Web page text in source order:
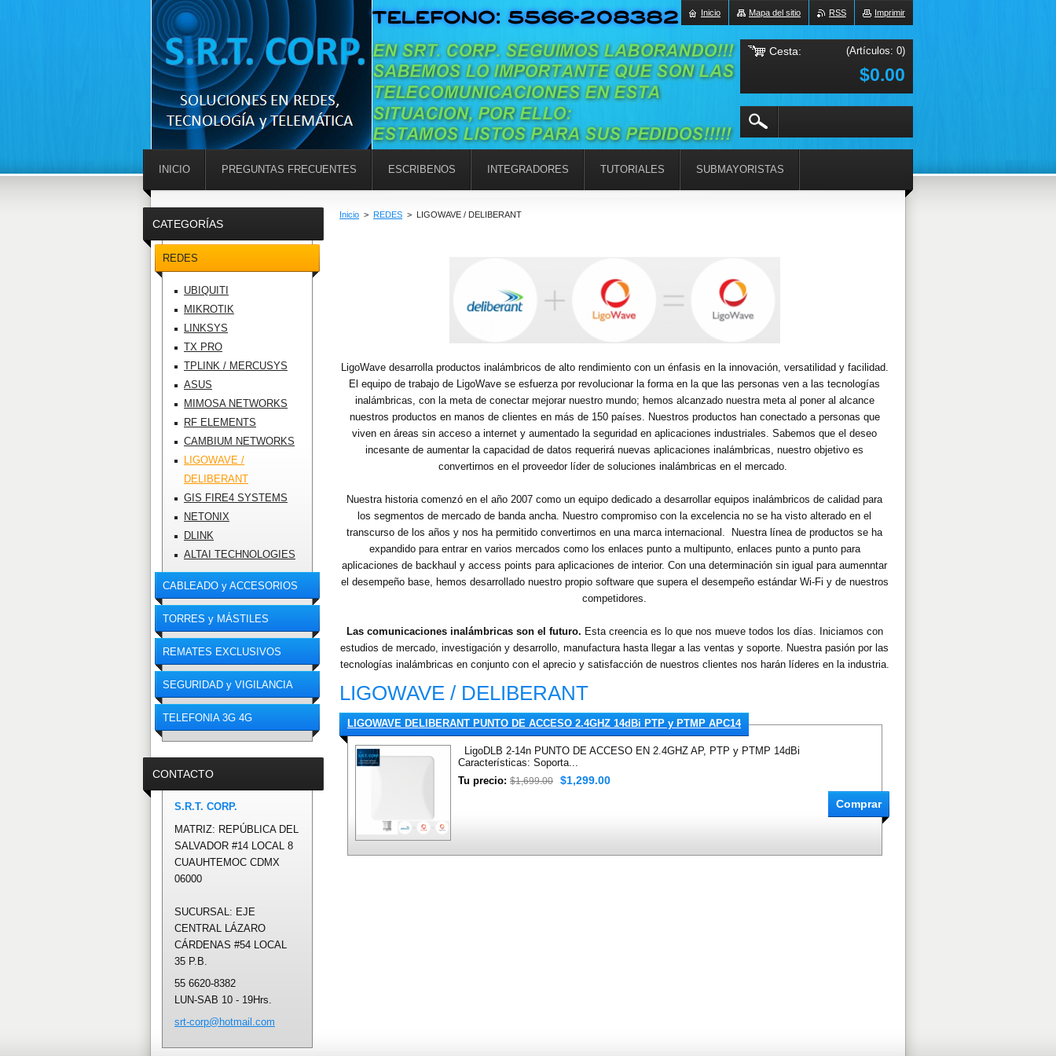
Inicio > REDES > LIGOWAVE / DELIBERANT
LigoWave desarrolla productos inalámbricos de alto rendimiento con un énfasis en la innovación, versatilidad y facilidad.
El equipo de trabajo de LigoWave se esfuerza por revolucionar la forma en la que las personas ven a las tecnologías
inalámbricas, con la meta de conectar mejorar nuestro mundo; hemos alcanzado nuestra meta al poner al alcance
nuestros productos en manos de clientes en más de 150 países. Nuestros productos han conectado a personas que
viven en áreas sin acceso a internet y aumentado la seguridad en aplicaciones industriales. Sabemos que el deseo
incesante de aumentar la capacidad de datos requerirá nuevas aplicaciones inalámbricas, nuestro objetivo es
convertirnos en el proveedor líder de soluciones inalámbricas en el mercado.
Nuestra historia comenzó en el año 2007 como un equipo dedicado a desarrollar equipos inalámbricos de calidad para
los segmentos de mercado de banda ancha. Nuestro compromiso con la excelencia no se ha visto alterado en el
transcurso de los años y nos ha permitido convertirnos en una marca internacional. Nuestra línea de productos se ha
expandido para entrar en varios mercados como los enlaces punto a multipunto, enlaces punto a punto para
aplicaciones de backhaul y access points para aplicaciones de interior. Con una determinación sin igual para aumenntar
el desempeño base, hemos desarrollado nuestro propio software que supera el desempeño estándar Wi-Fi y de nuestros
competidores.
Las comunicaciones inalámbricas son el futuro. Esta creencia es lo que nos mueve todos los días. Iniciamos con
estudios de mercado, investigación y desarrollo, manufactura hasta llegar a las ventas y soporte. Nuestra pasión por las
tecnologías inalámbricas en conjunto con el aprecio y satisfacción de nuestros clientes nos harán líderes en la industria.
LIGOWAVE / DELIBERANT
LIGOWAVE DELIBERANT PUNTO DE ACCESO 2.4GHZ 14dBi PTP y PTMP APC14
LigoDLB 2-14n PUNTO DE ACCESO EN 2.4GHZ AP, PTP y PTMP 14dBi
Características: Soporta...
Tu precio: $1,699.00 $1,299.00
CATEGORÍAS
REDES
UBIQUITI
MIKROTIK
LINKSYS
TX PRO
TPLINK / MERCUSYS
ASUS
MIMOSA NETWORKS
RF ELEMENTS
CAMBIUM NETWORKS
LIGOWAVE /
DELIBERANT
GIS FIRE4 SYSTEMS
NETONIX
DLINK
ALTAI TECHNOLOGIES
CABLEADO y ACCESORIOS
TORRES y MÁSTILES
REMATES EXCLUSIVOS
SEGURIDAD y VIGILANCIA
TELEFONIA 3G 4G
CONTACTO
S.R.T. CORP.
MATRIZ: REPÚBLICA DEL
SALVADOR #14 LOCAL 8
CUAUHTEMOC CDMX
06000
SUCURSAL: EJE
CENTRAL LÁZARO
CÁRDENAS #54 LOCAL
35 P.B.
55 6620-8382
LUN-SAB 10 - 19Hrs.
srt-corp@hotmail .com
INICIO PREGUNTAS FRECUENTES ESCRIBENOS INTEGRADORES TUTORIALES SUBMAYORISTAS
Imprimir
RSS
Mapa del sitio
Inicio
Cesta: (Artículos: 0)
$0.00